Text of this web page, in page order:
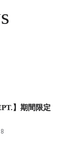
】期間限定